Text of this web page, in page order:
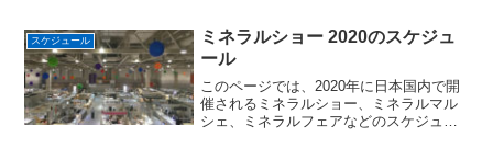
す。東京での石巡りや仕入れの計画にぜ
ひご活用ください。
スケジュール
ミネラルショー 2020のスケジュ
ール
このページでは、2020年に日本国内で開
催されるミネラルショー、ミネラルマル
シェ、ミネラルフェアなどのスケジュー